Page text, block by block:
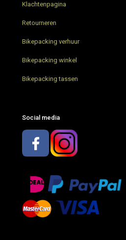
Parapera Anemos Gravelbike
Restrap Bar Pack stuurtas –
Bikepacking trip Limburg
Restrap bikepacking tassen –
Bikepacking met AGU – wat
Klachtenpagina
Retourneren
Bikepacking verhuur
Bikepacking winkel
Bikepacking tassen
Social media